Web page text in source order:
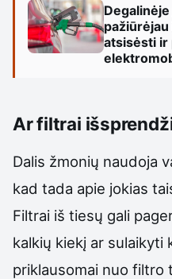
atsisėsti ir
Ar filtrai
Dalis žmonių naudoja
kad tada apie jokias
Filtrai iš tiesų gali
kalkių kiekį ar sulaikyti
priklausomai nuo filtro